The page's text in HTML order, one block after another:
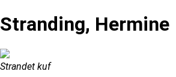
Stranding, Hermine
Strandet kuf